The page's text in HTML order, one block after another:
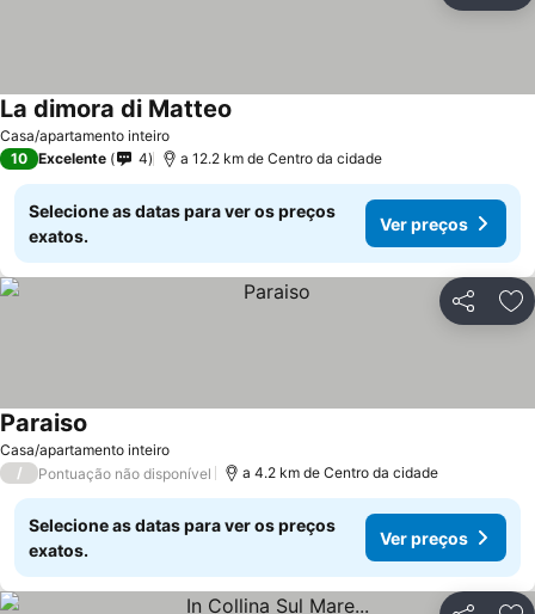
Casa/apartamento inteiro
La dimora di Matteo
10 Excelente 4 a 12.2 km de Centro da cidade
Selecione as datas para ver os preços
exatos.
Ver preços
Partilhar
Casa/apartamento inteiro
Paraiso
/ Pontuação não disponível a 4.2 km de Centro da cidade
Selecione as datas para ver os preços
exatos.
Ver preços